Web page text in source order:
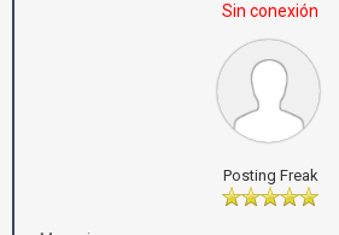
Sin conexión
Posting Freak